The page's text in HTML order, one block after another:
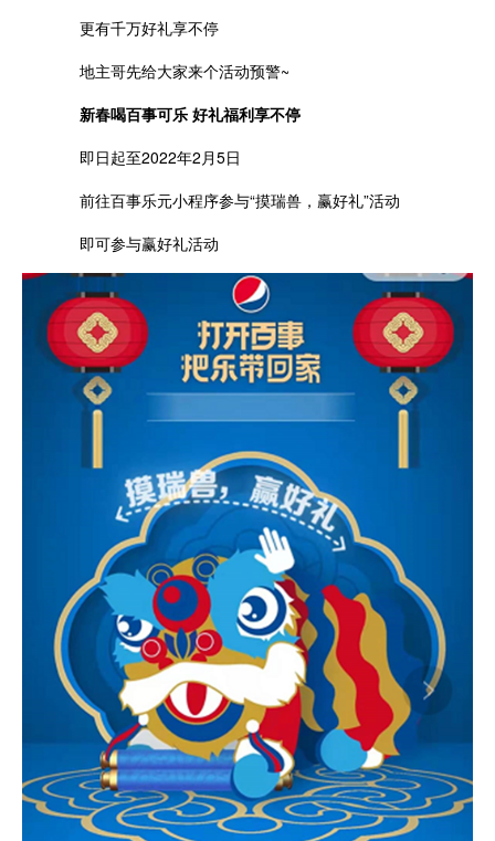
更有千万好礼享不停
地主哥先给大家来个活动预警~
新春喝百事可乐 好礼福利享不停
即日起至2022年2月5日
前往百事乐元小程序参与“摸瑞兽，赢好礼”活动
即可参与赢好礼活动